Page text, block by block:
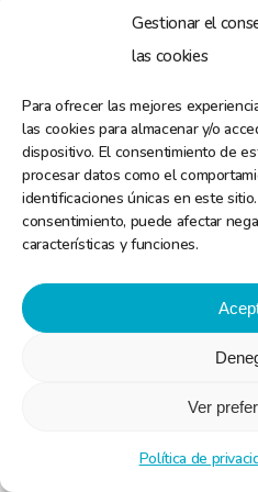
Gestionar el
las cookies
Para ofrecer las mejores
las cookies para almacenar y/o
dispositivo. El consentimiento de
procesar datos como el
identificaciones únicas en este
consentimiento, puede afectar
características y funciones.
Ver
Política de
Aviso Legal
¡Necesitamostu
Imprimir carné de
©2026lovemade by